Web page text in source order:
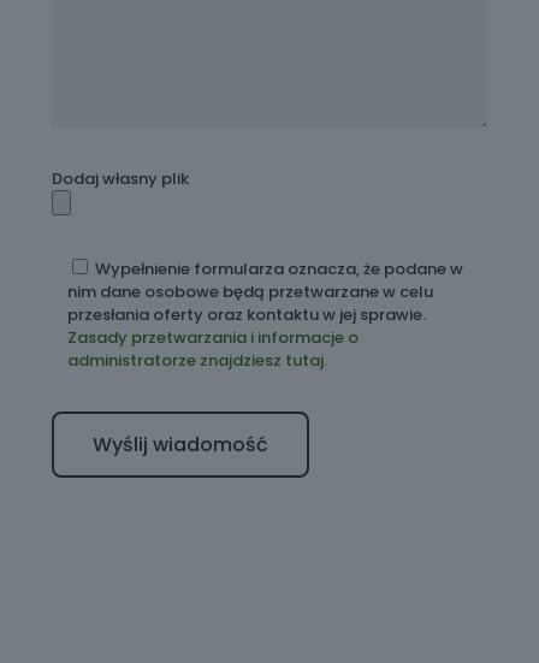
Dodaj własny plik
Wypełnienie formularza oznacza, że podane w
nim dane osobowe będą przetwarzane w celu
przesłania oferty oraz kontaktu w jej sprawie.
Zasady przetwarzania i informacje o
administratorze znajdziesz tutaj.